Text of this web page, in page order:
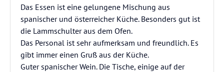
Das Essen ist eine gelungene Mischung aus
spanischer und österreicher Küche. Besonders gut ist
die Lammschulter aus dem Ofen.
Das Personal ist sehr aufmerksam und freundlich. Es
gibt immer einen Gruß aus der Küche.
Guter spanischer Wein. Die Tische, einige auf der